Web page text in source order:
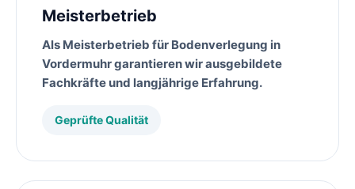
Meisterbetrieb
Als Meisterbetrieb für Bodenverlegung in
Vordermuhrgarantieren wir ausgebildete
Fachkräfte und langjährige Erfahrung.
Geprüfte Qualität